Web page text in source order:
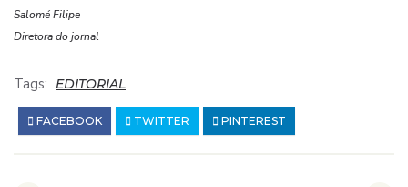
Salomé Filipe
Diretora do jornal
Tags: EDITORIAL
FACEBOOK TWITTER PINTEREST